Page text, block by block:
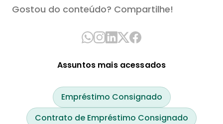
Gostou do conteúdo? Compartilhe!
Assuntos mais acessados
Empréstimo Consignado
Contrato de Empréstimo Consignado